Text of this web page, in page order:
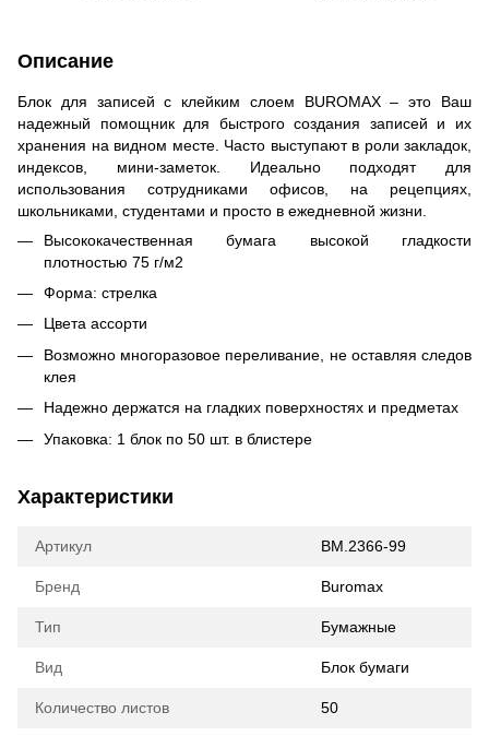
Описание
Блок для записей с клейким слоем BUROMAX – это Ваш
надежный помощник для быстрого создания записей и их
хранения на видном месте. Часто выступают в роли закладок,
индексов, мини-заметок. Идеально подходят для
использования сотрудниками офисов, на рецепциях,
школьниками, студентами и просто в ежедневной жизни.
Высококачественная бумага высокой гладкости
плотностью 75 г/м2
Форма: стрелка
Цвета ассорти
Возможно многоразовое переливание, не оставляя следов
клея
Надежно держатся на гладких поверхностях и предметах
Упаковка: 1 блок по 50 шт. в блистере
Характеристики
Артикул BM.2366-99
Бренд Buromax
Тип Бумажные
Вид Блок бумаги
Количество листов 50